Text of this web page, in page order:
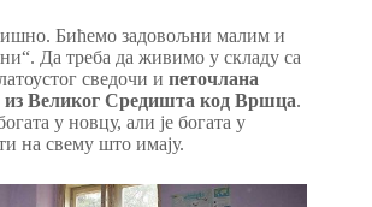
Бићемо задовољни малим и
Да треба да живимо у складу са
сведочи и петочлана
Великог Средишта код Вршца.
у новцу, али је богата у
на свему што имају.